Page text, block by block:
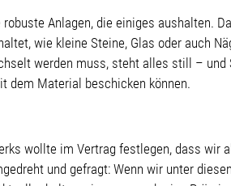
Anlagen, die einiges aushalten.
wie kleine Steine, Glas oder auch
werden muss, steht alles still –
dem Material beschicken können.
wollte im Vertrag festlegen, dass wir
und gefragt: Wenn wir unter